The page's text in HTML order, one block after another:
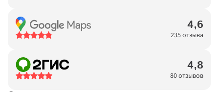
4,6
235 отзыва
4,8
80 отзывов